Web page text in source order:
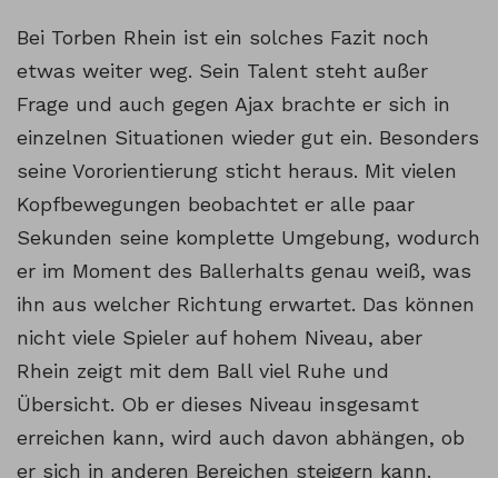
Bei Torben Rhein ist ein solches Fazit noch
etwas weiter weg. Sein Talent steht außer
Frage und auch gegen Ajax brachte er sich in
einzelnen Situationen wieder gut ein. Besonders
seine Vororientierung sticht heraus. Mit vielen
Kopfbewegungen beobachtet er alle paar
Sekunden seine komplette Umgebung, wodurch
er im Moment des Ballerhalts genau weiß, was
ihn aus welcher Richtung erwartet. Das können
nicht viele Spieler auf hohem Niveau, aber
Rhein zeigt mit dem Ball viel Ruhe und
Übersicht. Ob er dieses Niveau insgesamt
erreichen kann, wird auch davon abhängen, ob
er sich in anderen Bereichen steigern kann.